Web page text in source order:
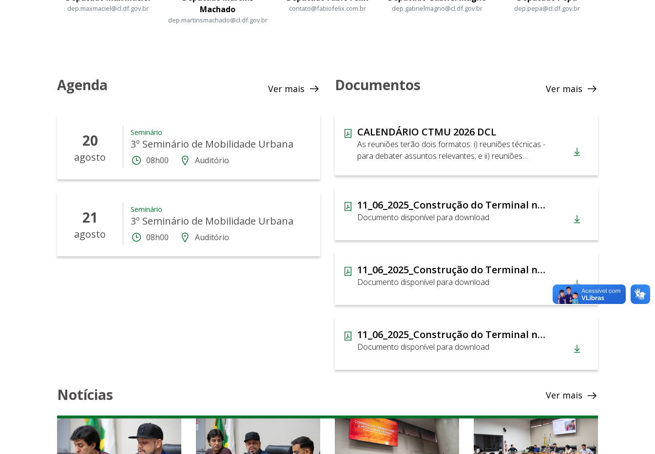
dep.maxmaciel@cl.df.gov.br
Machado
dep.martinsmachado@cl.df.gov.br
contato@fabiofelix.com.br dep.gabrielmagno@cl.df.gov.br dep.pepa@cl.df.gov.br
Agenda Ver mais
20
agosto
Seminário
3º Seminário de Mobilidade Urbana
08h00 Auditório
21
agosto
Seminário
3º Seminário de Mobilidade Urbana
08h00 Auditório
Documentos Ver mais
CALENDÁRIO CTMU 2026 DCL
As reuniões terão dois formatos: i) reuniões técnicas -
para debater assuntos relevantes; e ii) reuniões
11_06_2025_Construção do Terminal na UnB
Documento disponível para download
11_06_2025_Construção do Terminal na UnB
Documento disponível para download
11_06_2025_Construção do Terminal na UnB
Documento disponível para download
Notícias Ver mais